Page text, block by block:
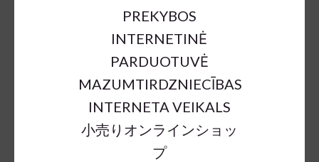
CERA ORGANIC BOWL DARK
BROWN D14;H4,5CM
€9.30 49%
b = base width h = height
PREKYBOS
INTERNETINĖ
PARDUOTUVĖ
MAZUMTIRDZNIECĪBAS
INTERNETA VEIKALS
小売りオンラインショッ
プ